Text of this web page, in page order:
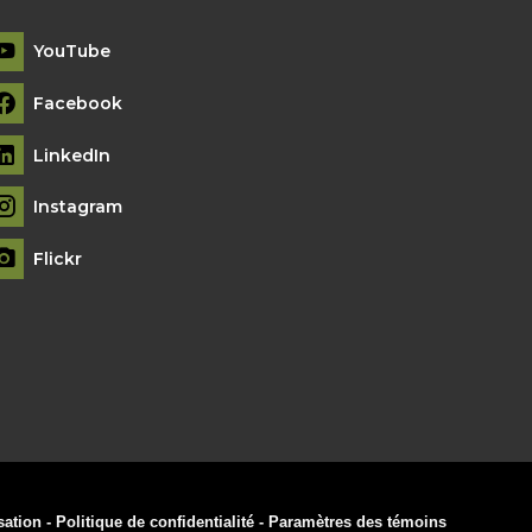
YouTube
Facebook
LinkedIn
Instagram
Flickr
- Politique de confidentialité - Paramètres des témoins